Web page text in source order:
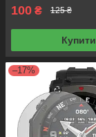
100 ₴ 125 ₴
Купити
–17%